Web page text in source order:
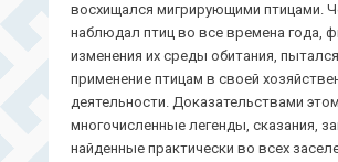
восхищался мигрирующими птицами.
наблюдал птиц во все времена года,
изменения их среды обитания,
применение птицам в своей
деятельности. Доказательствами
многочисленные легенды, сказания,
найденные практически во всех